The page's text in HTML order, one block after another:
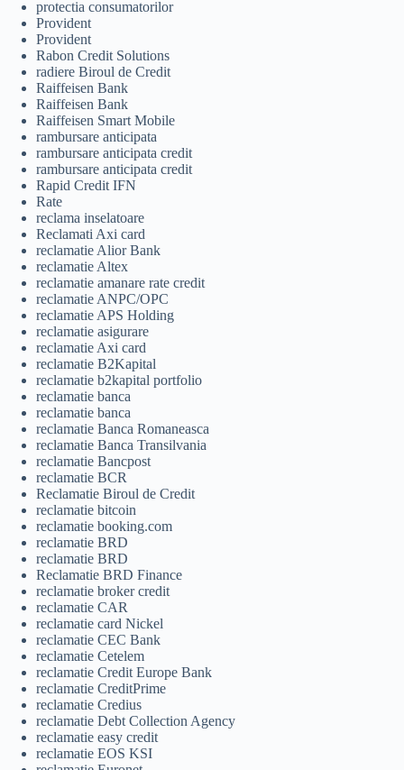
protectia consumatorilor
Provident
Provident
Rabon Credit Solutions
radiere Biroul de Credit
Raiffeisen Bank
Raiffeisen Bank
Raiffeisen Smart Mobile
rambursare anticipata
rambursare anticipata credit
rambursare anticipata credit
Rapid Credit IFN
Rate
reclama inselatoare
Reclamati Axi card
reclamatie Alior Bank
reclamatie Altex
reclamatie amanare rate credit
reclamatie ANPC/OPC
reclamatie APS Holding
reclamatie asigurare
reclamatie Axi card
reclamatie B2Kapital
reclamatie b2kapital portfolio
reclamatie banca
reclamatie banca
reclamatie Banca Romaneasca
reclamatie Banca Transilvania
reclamatie Bancpost
reclamatie BCR
Reclamatie Biroul de Credit
reclamatie bitcoin
reclamatie booking.com
reclamatie BRD
reclamatie BRD
Reclamatie BRD Finance
reclamatie broker credit
reclamatie CAR
reclamatie card Nickel
reclamatie CEC Bank
reclamatie Cetelem
reclamatie Credit Europe Bank
reclamatie CreditPrime
reclamatie Credius
reclamatie Debt Collection Agency
reclamatie easy credit
reclamatie EOS KSI